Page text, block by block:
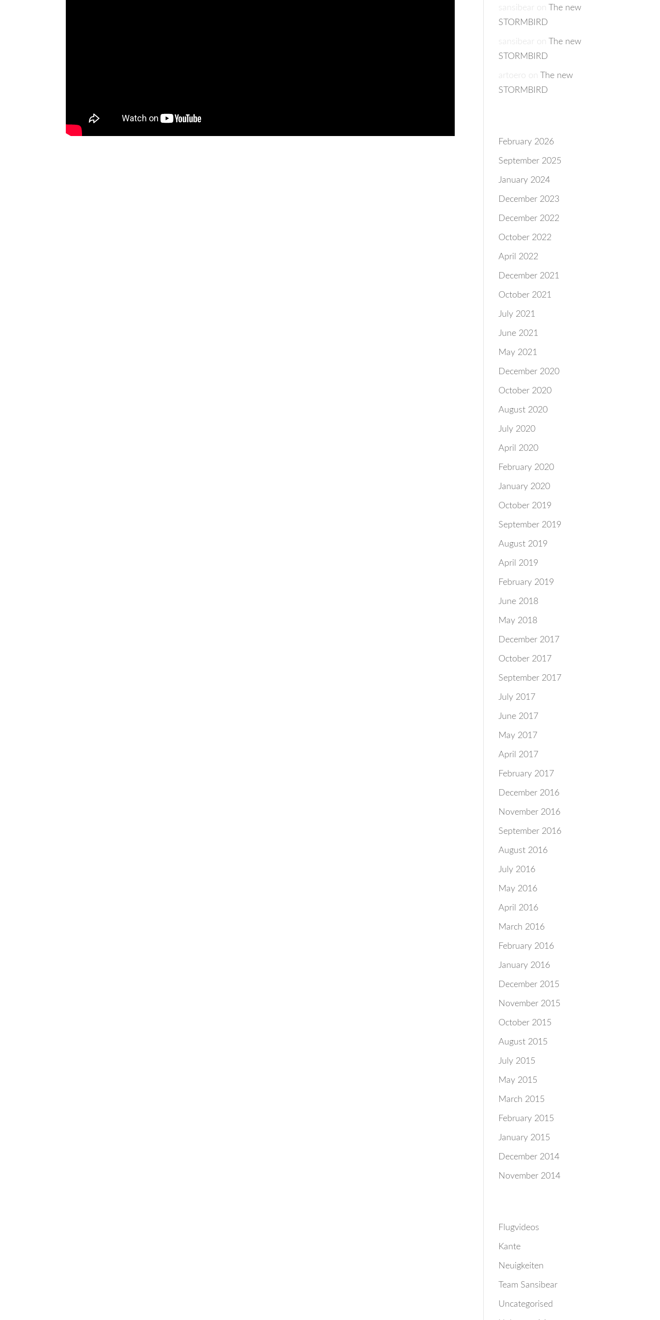
sansibear on
The new
STORMBIRD
sansibear on
The new
STORMBIRD
artoero on
The new
STORMBIRD
February 2026
September 2025
January 2024
December 2023
December 2022
October 2022
April 2022
December 2021
October 2021
July 2021
June 2021
May 2021
December 2020
October 2020
August 2020
July 2020
April 2020
February 2020
January 2020
October 2019
September 2019
August 2019
April 2019
February 2019
June 2018
May 2018
December 2017
October 2017
September 2017
July 2017
June 2017
May 2017
April 2017
February 2017
December 2016
November 2016
September 2016
August 2016
July 2016
May 2016
April 2016
March 2016
February 2016
January 2016
December 2015
November 2015
October 2015
August 2015
July 2015
May 2015
March 2015
February 2015
January 2015
December 2014
November 2014
Flugvideos
Kante
Neuigkeiten
Team Sansibear
Uncategorised